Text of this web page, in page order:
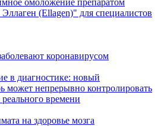
(Ellagen)" для специалистов
коронавирусом
в диагностике: новый
может непрерывно контролировать
времени
на здоровье мозга